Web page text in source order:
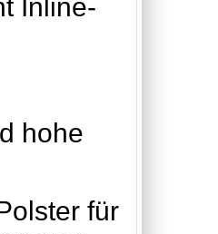
Inline-
hohe
für